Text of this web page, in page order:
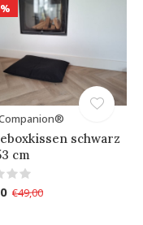
schwarz
cm
€49,00